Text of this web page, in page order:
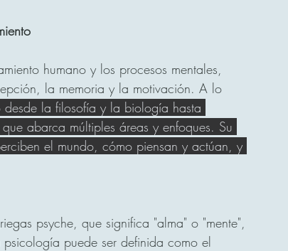
humano y los procesos mentales,
la memoria y la motivación. A lo
la filosofía y la biología hasta
abarca múltiples áreas y enfoques. Su
el mundo, cómo piensan y actúan, y
psyche, que significa "alma" o "mente",
puede ser definida como el